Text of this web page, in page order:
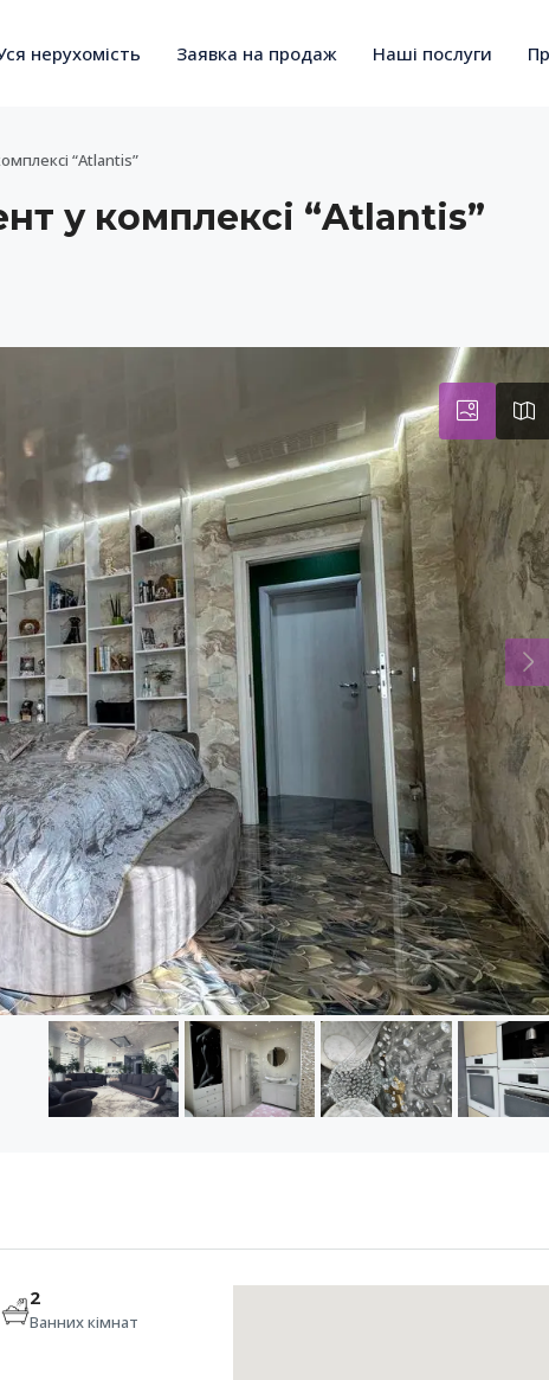
нерухомість Заявка на продаж Наші послуги
“Atlantis”
у комплексі “Atlantis”
2
Ванних кімнат